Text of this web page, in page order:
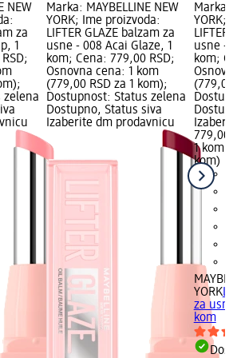
NEW
za
1
zelena
Marka: MAYBELLINE NEW
YORK; Ime proizvoda:
LIFTER GLAZE balzam za
usne - 008 Acai Glaze, 1
kom; Cena: 779,00 RSD;
Osnovna cena: 1 kom
(779,00 RSD za 1 kom);
Dostupnost: Status zelena
Dostupno, Status siva
Izaberite dm prodavnicu
Marka:
YORK;
LIFTER
usne -
kom;
(779,00
779,00
1 kom
kom)
YORK
za usne
kom